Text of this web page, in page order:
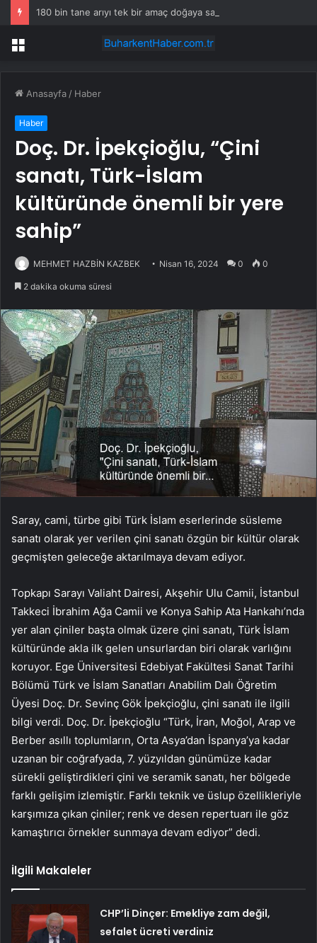
180 bin tane arıyı tek bir amaç doğaya saldılar
Menü
Anasayfa / Haber
Haber
Doç. Dr. İpekçioğlu, “Çini
sanatı, Türk-İslam
kültüründe önemli bir yere
sahip”
MEHMET HAZBİN KAZBEK Nisan 16, 2024 0 0
2 dakika okuma süresi
Saray, cami, türbe gibi Türk İslam eserlerinde süsleme
sanatı olarak yer verilen çini sanatı özgün bir kültür olarak
geçmişten geleceğe aktarılmaya devam ediyor.
Topkapı Sarayı Valiaht Dairesi, Akşehir Ulu Camii, İstanbul
Takkeci İbrahim Ağa Camii ve Konya Sahip Ata Hankahı’nda
yer alan çiniler başta olmak üzere çini sanatı, Türk İslam
kültüründe akla ilk gelen unsurlardan biri olarak varlığını
koruyor. Ege Üniversitesi Edebiyat Fakültesi Sanat Tarihi
Bölümü Türk ve İslam Sanatları Anabilim Dalı Öğretim
Üyesi Doç. Dr. Sevinç Gök İpekçioğlu, çini sanatı ile ilgili
bilgi verdi. Doç. Dr. İpekçioğlu “Türk, İran, Moğol, Arap ve
Berber asıllı toplumların, Orta Asya’dan İspanya’ya kadar
uzanan bir coğrafyada, 7. yüzyıldan günümüze kadar
sürekli geliştirdikleri çini ve seramik sanatı, her bölgede
farklı gelişim izlemiştir. Farklı teknik ve üslup özellikleriyle
karşımıza çıkan çiniler; renk ve desen repertuarı ile göz
kamaştırıcı örnekler sunmaya devam ediyor” dedi.
İlgili Makaleler
CHP’li Dinçer: Emekliye zam değil,
sefalet ücreti verdiniz